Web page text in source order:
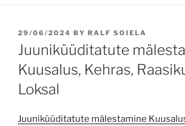
POSTED
ON
29/06/2024 BY RALF SOIELA
Juuniküüditatute
Kuusalus, Kehras,
Loksal
Juu­ni­küü­di­ta­tu­te mä­les­ta­mi­ne